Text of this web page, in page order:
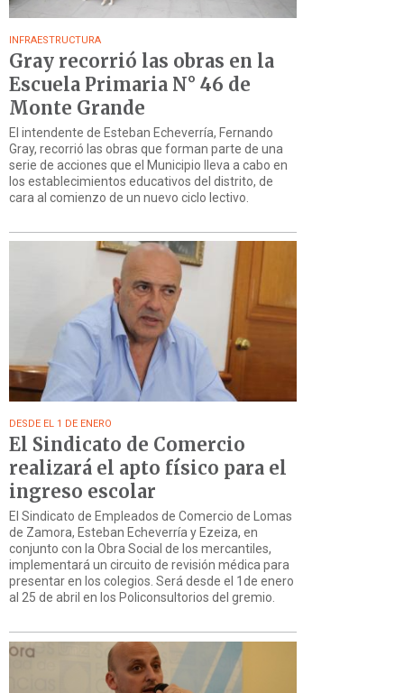
INFRAESTRUCTURA
Gray recorrió las obras en la
Escuela Primaria N° 46 de
Monte Grande
El intendente de Esteban Echeverría, Fernando
Gray, recorrió las obras que forman parte de una
serie de acciones que el Municipio lleva a cabo en
los establecimientos educativos del distrito, de
cara al comienzo de un nuevo ciclo lectivo.
DESDE EL 1 DE ENERO
El Sindicato de Comercio
realizará el apto físico para el
ingreso escolar
El Sindicato de Empleados de Comercio de Lomas
de Zamora, Esteban Echeverría y Ezeiza, en
conjunto con la Obra Social de los mercantiles,
implementará un circuito de revisión médica para
presentar en los colegios. Será desde el 1de enero
al 25 de abril en los Policonsultorios del gremio.